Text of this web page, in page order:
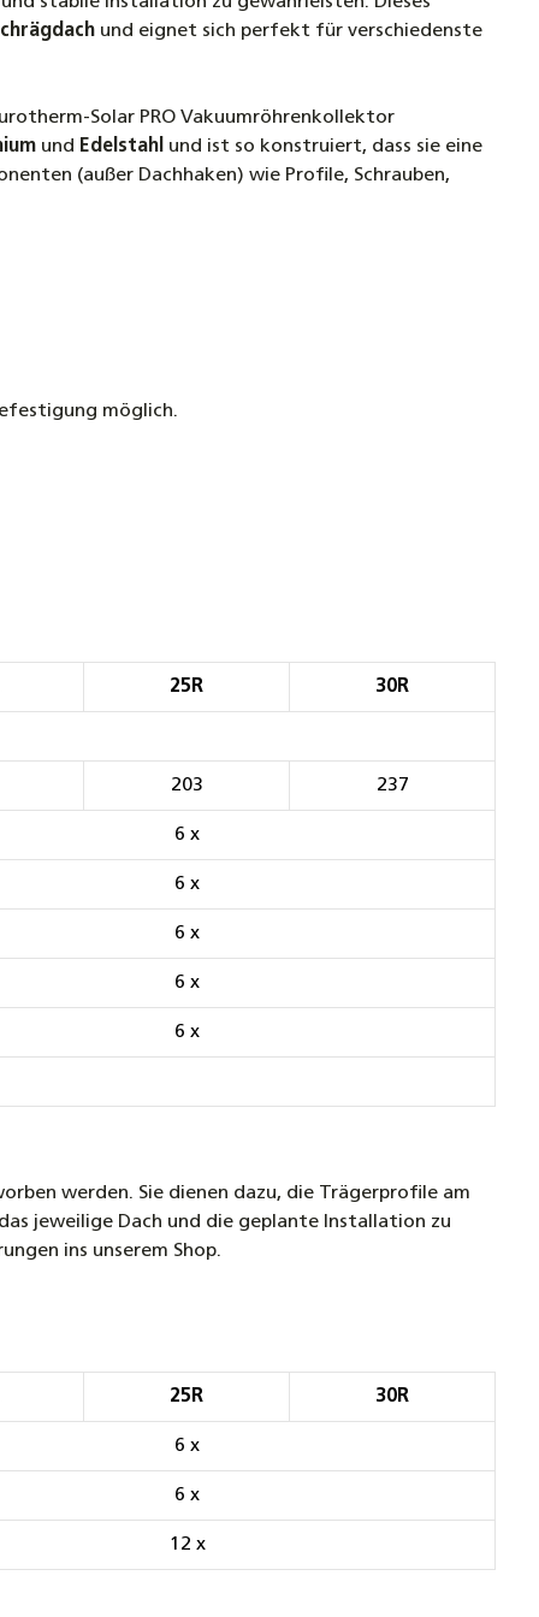
Edelstahl für Dachschindeln, Bitumen und
Sonnenkollektor Eurotherm-
- 30R (4,44 m²) Black Line
und eignet sich perfekt für verschiedenste
Solar PRO Vakuumröhrenkollektor
und Edelstahl und ist so konstruiert, dass sie eine
(außer Dachhaken) wie Profile, Schrauben,
möglich.
25R 30R
203 237
6 x
6 x
6 x
6 x
6 x
werden. Sie dienen dazu, die Trägerprofile am
jeweilige Dach und die geplante Installation zu
ins unserem Shop.
25R 30R
6 x
6 x
12 x